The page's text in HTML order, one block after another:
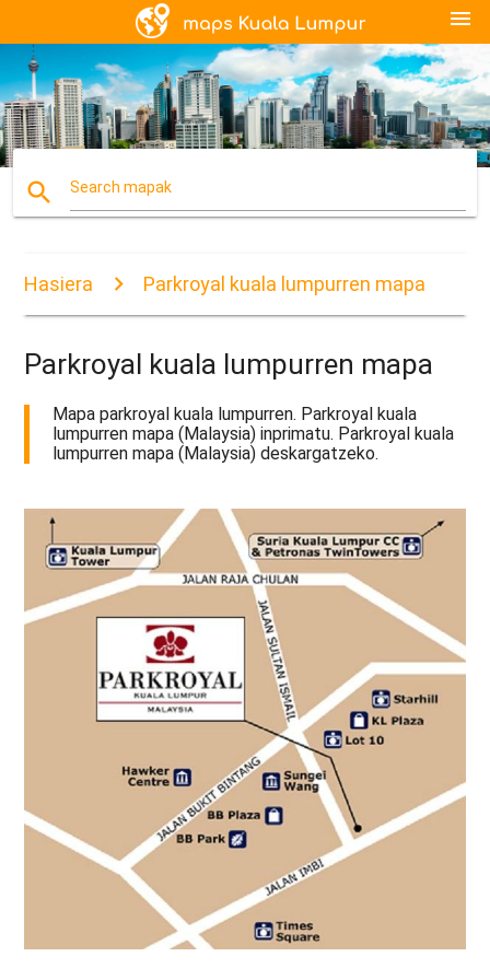
menu
search Search mapak
Hasiera Parkroyal kuala lumpurren mapa
Parkroyal kuala lumpurren mapa
Mapa parkroyal kuala lumpurren. Parkroyal kuala
lumpurren mapa (Malaysia) inprimatu. Parkroyal kuala
lumpurren mapa (Malaysia) deskargatzeko.